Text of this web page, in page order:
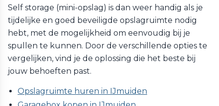
Self storage (mini-opslag) is dan weer handig als je
tijdelijke en goed beveiligde opslagruimte nodig
hebt, met de mogelijkheid om eenvoudig bij je
spullen te kunnen. Door de verschillende opties te
vergelijken, vind je de oplossing die het beste bij
jouw behoeften past.
Opslagruimte huren in IJmuiden